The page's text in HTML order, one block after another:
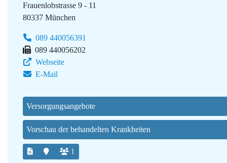
Frauenlobstrasse 9 - 11
80337 München
089 440056391
089 440056202
Webseite
E-Mail
Versorgungsangebote
Vorschau der behandelten Krankheiten
1